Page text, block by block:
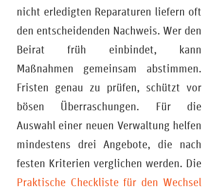
nicht erledigten Reparaturen liefern oft
den entscheidenden Nachweis. Wer den
Beirat früh einbindet, kann
Maßnahmen gemeinsam abstimmen.
Fristen genau zu prüfen, schützt vor
bösen Überraschungen. Für die
Auswahl einer neuen Verwaltung helfen
mindestens drei Angebote, die nach
festen Kriterien verglichen werden. Die
Praktische Checkliste für den Wechsel